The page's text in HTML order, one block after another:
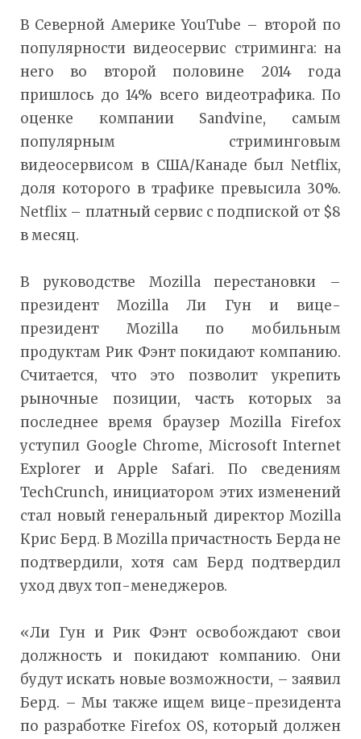
В Северной Америке YouTube – второй по
популярности видеосервис стриминга: на
него во второй половине 2014 года
пришлось до 14% всего видеотрафика. По
оценке компании Sandvine, самым
популярным стриминговым
видеосервисом в США/Канаде был Netflix,
доля которого в трафике превысила 30%.
Netflix – платный сервис с подпиской от $8
в месяц.
В руководстве Mozilla перестановки –
президент Mozilla Ли Гун и вице-
президент Mozilla по мобильным
продуктам Рик Фэнт покидают компанию.
Считается, что это позволит укрепить
рыночные позиции, часть которых за
последнее время браузер Mozilla Firefox
уступил Google Chrome, Microsoft Internet
Explorer и Apple Safari. По сведениям
TechCrunch, инициатором этих изменений
стал новый генеральный директор Mozilla
Крис Берд. В Mozilla причастность Берда не
подтвердили, хотя сам Берд подтвердил
уход двух топ-менеджеров.
«Ли Гун и Рик Фэнт освобождают свои
должность и покидают компанию. Они
будут искать новые возможности, – заявил
Берд. – Мы также ищем вице-президента
по разработке Firefox OS, который должен